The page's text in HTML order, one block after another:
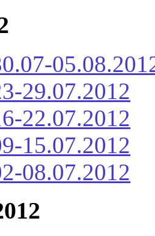
29.07.2012
22.07.2012
15.07.2012
08.07.2012